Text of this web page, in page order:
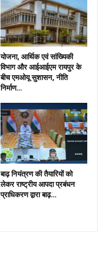
योजना, आर्थिक एवं सांख्यिकी
विभाग और आईआईएम रायपुर के
बीच एमओयू सुशासन, नीति
निर्माण…
बाढ़ नियंत्रण की तैयारियों को
लेकर राष्ट्रीय आपदा प्रबंधन
प्राधिकरण द्वारा बाढ़…